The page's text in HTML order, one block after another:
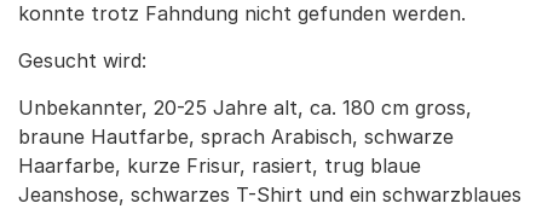
konnte trotz Fahndung nicht gefunden werden.
Gesucht wird:
Unbekannter, 20-25 Jahre alt, ca. 180 cm gross,
braune Hautfarbe, sprach Arabisch, schwarze
Haarfarbe, kurze Frisur, rasiert, trug blaue
Jeanshose, schwarzes T-Shirt und ein schwarzblaues